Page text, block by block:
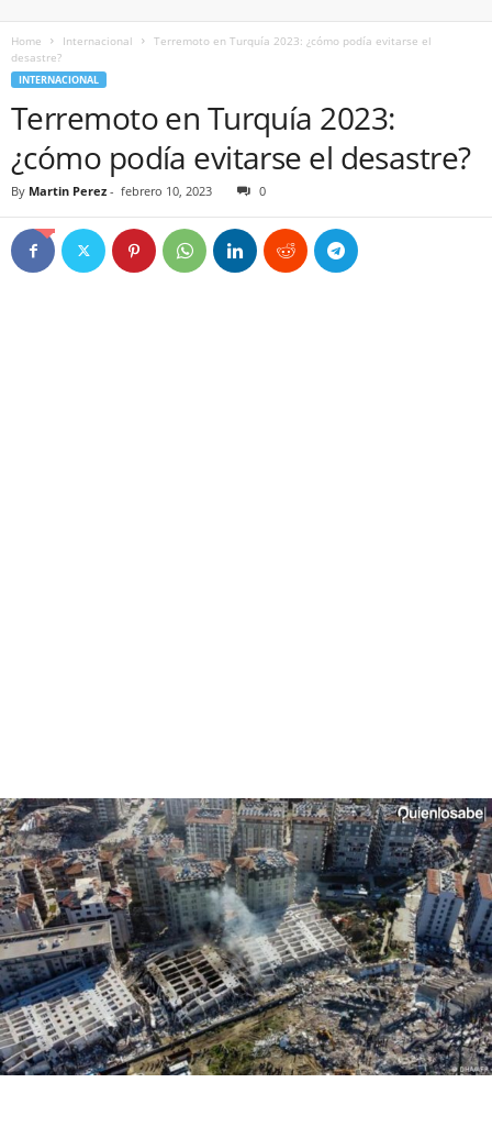
Home Internacional
Terremoto en Turquía 2023: ¿cómo podía evitarse el
desastre?
INTERNACIONAL
Terremoto en Turquía 2023:
¿cómo podía evitarse el desastre?
By Martin Perez - febrero 10, 2023 0